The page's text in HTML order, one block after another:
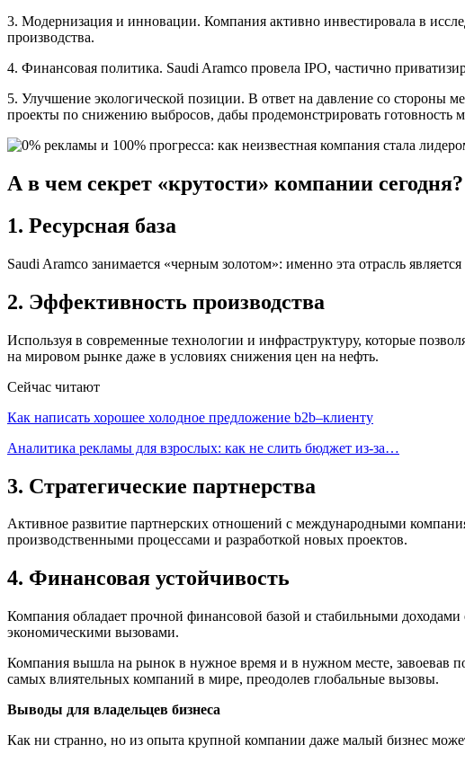
3. Модернизация и инновации. Компания активно инвестировала в
производства.
4. Финансовая политика. Saudi Aramco провела IPO, частично
5. Улучшение экологической позиции. В ответ на давление со стороны
проекты по снижению выбросов, дабы продемонстрировать готовность
А в чем секрет «крутости» компании сегодня?
1. Ресурсная база
Saudi Aramco занимается «черным золотом»: именно эта отрасль
2. Эффективность производства
Используя в современные технологии и инфраструктуру, которые
на мировом рынке даже в условиях снижения цен на нефть.
Сейчас читают
Как написать хорошее холодное предложение b2b–клиенту
Аналитика рекламы для взрослых: как не слить бюджет из-за…
3. Стратегические партнерства
Активное развитие партнерских отношений с международными
производственными процессами и разработкой новых проектов.
4. Финансовая устойчивость
Компания обладает прочной финансовой базой и стабильными
экономическими вызовами.
Компания вышла на рынок в нужное время и в нужном месте, завоевав
самых влиятельных компаний в мире, преодолев глобальные вызовы.
Выводы для владельцев бизнеса
Как ни странно, но из опыта крупной компании даже малый бизнес